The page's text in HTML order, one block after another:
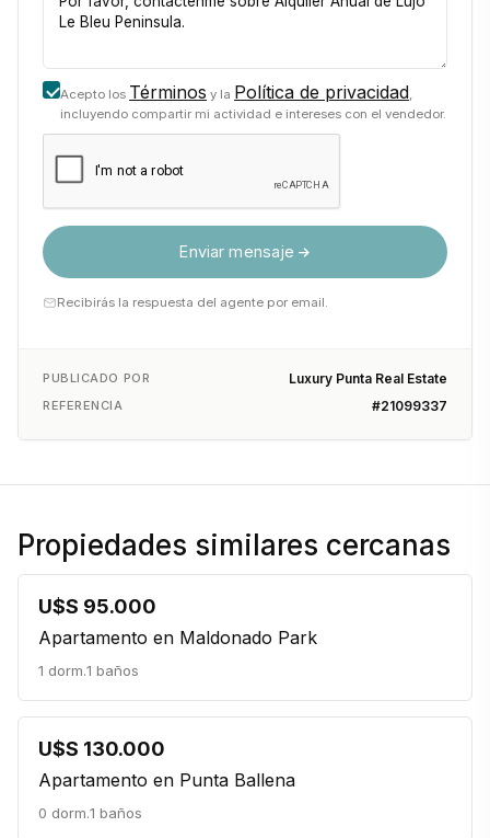
Acepto los Términos y la Política de privacidad,
incluyendo compartir mi actividad e intereses con el vendedor.
Enviar mensaje
Recibirás la respuesta del agente por email.
PUBLICADO POR Luxury Punta Real Estate
REFERENCIA #21099337
Propiedades similares cercanas
U$S 95.000
Apartamento en Maldonado Park
1 dorm.1 baños
U$S 130.000
Apartamento en Punta Ballena
0 dorm.1 baños